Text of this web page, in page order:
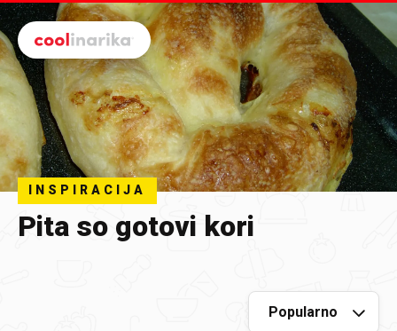
Preskoči na glavni sadržaj
INSPIRACIJA
Pita so gotovi kori